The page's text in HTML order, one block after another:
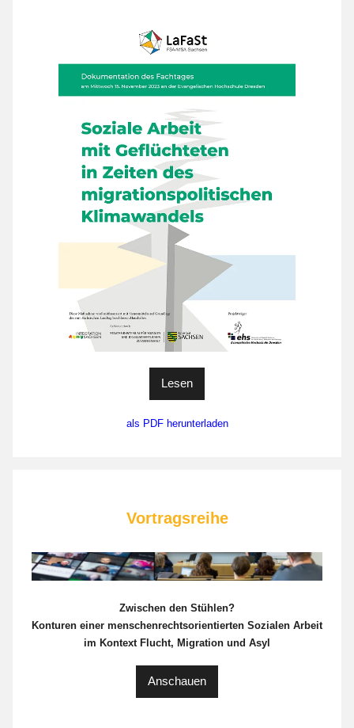
Lesen
als PDF herunterladen
Vortragsreihe
Zwischen den Stühlen?
Konturen einer menschenrechtsorientierten Sozialen Arbeit
im Kontext Flucht, Migration und Asyl
Anschauen